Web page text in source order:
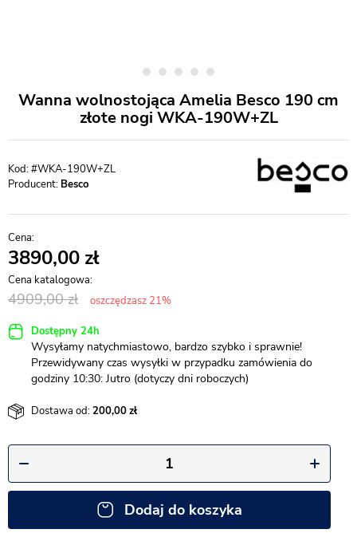
Wanna wolnostojąca Amelia Besco 190 cm
złote nogi WKA-190W+ZL
#WKA-190W+ZL
Producent: Besco
3890,00
4909,00 oszczędzasz 21%
Dostępny 24h
Wysyłamy natychmiastowo, bardzo szybko i sprawnie!
Przewidywany czas wysyłki w przypadku zamówienia do
godziny 10:30: Jutro (dotyczy dni roboczych)
Dostawa od:200,00
Dodaj do koszyka